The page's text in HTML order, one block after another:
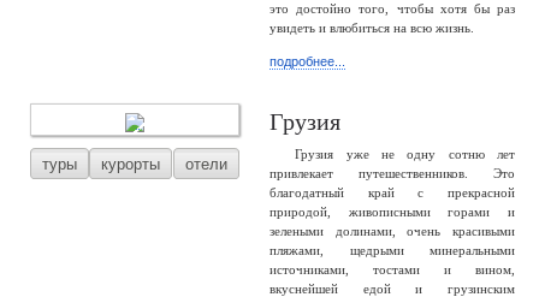
это достойно того, чтобы хотя бы раз
увидеть и влюбиться на всю жизнь.
подробнее...
туры курорты отели
Грузия
Грузия уже не одну сотню лет
привлекает путешественников. Это
благодатный край с прекрасной
природой, живописными горами и
зелеными долинами, очень красивыми
пляжами, щедрыми минеральными
источниками, тостами и вином,
вкуснейшей едой и грузинским